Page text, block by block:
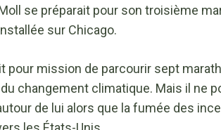
se préparait pour son troisième
sur Chicago.
pour mission de parcourir sept
changement climatique. Mais il ne
de lui alors que la fumée des